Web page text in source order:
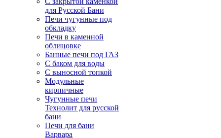
для Русской Бани
Печи чугунные под
обкладку
Печи в каменной
облицовке
Банные печи под ГАЗ
С баком для воды
С выносной топкой
Модульные
кирпичные
Чугунные печи
Технолит для русской
бани
Печи для бани
Варвара